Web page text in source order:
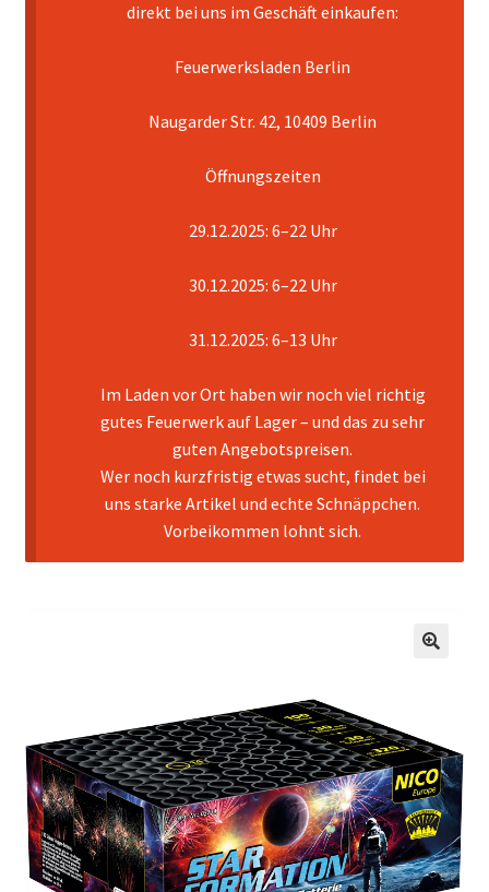
Pyrotechniker buchen
direkt bei uns im Geschäft einkaufen:
Feuerwerksladen Berlin
Naugarder Str. 42, 10409 Berlin
Öffnungszeiten
29.12.2025: 6–22 Uhr
30.12.2025: 6–22 Uhr
31.12.2025: 6–13 Uhr
Im Laden vor Ort haben wir noch viel richtig
gutes Feuerwerk auf Lager – und das zu sehr
guten Angebotspreisen.
Wer noch kurzfristig etwas sucht, findet bei
uns starke Artikel und echte Schnäppchen.
Vorbeikommen lohnt sich.